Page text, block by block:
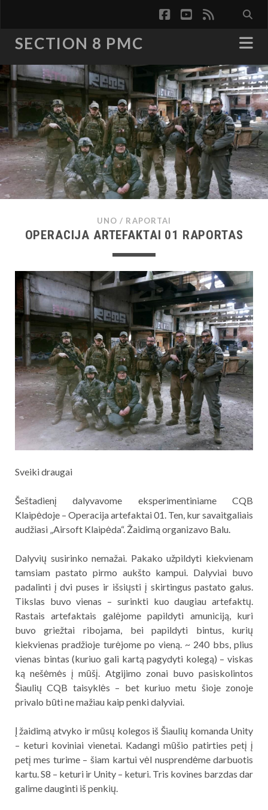
facebook
youtube
rss
SECTION 8 PMC
UNO / RAPORTAI
OPERACIJA ARTEFAKTAI 01 RAPORTAS
Sveiki draugai
Šeštadienį dalyvavome eksperimentiniame CQB
Klaipėdoje – Operacija artefaktai 01. Ten, kur savaitgaliais
audžiasi „Airsoft Klaipėda“. Žaidimą organizavo Balu.
Dalyvių susirinko nemažai. Pakako užpildyti kiekvienam
tamsiam pastato pirmo aukšto kampui. Dalyviai buvo
padalinti į dvi puses ir išsiųsti į skirtingus pastato galus.
Tikslas buvo vienas – surinkti kuo daugiau artefaktų.
Rastais artefaktais galėjome papildyti amuniciją, kuri
buvo griežtai ribojama, bei papildyti bintus, kurių
kiekvienas pradžioje turėjome po vieną. ~ 240 bbs, plius
vienas bintas (kuriuo gali kartą pagydyti kolegą) – viskas
ką nešėmės į mūšį. Atgijimo zonai buvo pasiskolintos
Šiaulių CQB taisyklės – bet kuriuo metu šioje zonoje
privalo būti ne mažiau kaip penki dalyviai.
Į žaidimą atvyko ir mūsų kolegos iš Šiaulių komanda Unity
– keturi koviniai vienetai. Kadangi mūšio patirties petį į
petį mes turime – šiam kartui vėl nusprendėme darbuotis
kartu. S8 – keturi ir Unity – keturi. Tris kovines barzdas dar
galime dauginti iš penkių.